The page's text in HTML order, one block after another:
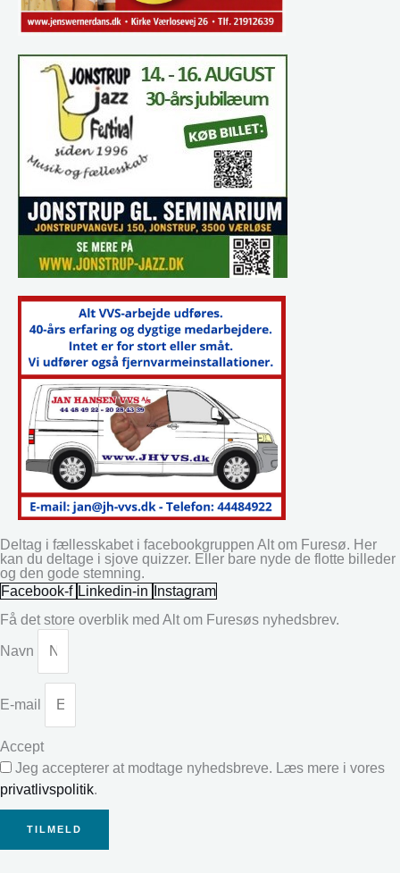
Deltag i fællesskabet i facebookgruppen Alt om Furesø. Her
kan du deltage i sjove quizzer. Eller bare nyde de flotte billeder
og den gode stemning.
Facebook-f Linkedin-in
Instagram
Få det store overblik med Alt om Furesøs nyhedsbrev.
Navn
E-mail
Accept
Jeg accepterer at modtage nyhedsbreve. Læs mere i vores
privatlivspolitik.
TILMELD